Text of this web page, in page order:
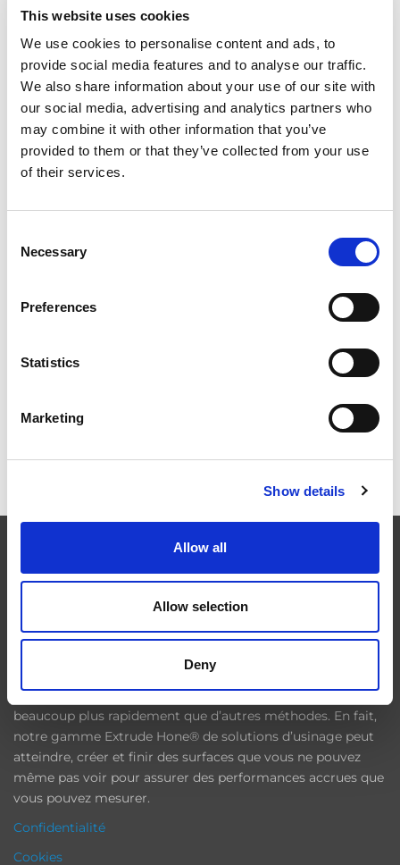
This website uses cookies
We use cookies to personalise content and ads, to
provide social media features and to analyse our traffic.
We also share information about your use of our site with
our social media, advertising and analytics partners who
may combine it with other information that you’ve
provided to them or that they’ve collected from your use
of their services.
Selection
Necessary
Preferences
Statistics
Marketing
Show details
Allow all
Allow selection
Deny
ÉBAVURAGE DES BLOCS HYDRAULIQUES : UN
LEVIER ESSENTIEL POUR LA FIABILITÉ DES
ÉQUIPEMENTS LOURDS
RAPID + TCT 2026 : L’ÉVÉNEMENT PHARE DE LA
ICAM 25 : DES ARÊTES PLUS NETTES, DES
Dans des secteurs industriels tels que l’aéronautique,
l’automobile, l’énergie et le médical, la finition de précision
performances du produit final. Nos machines augmentent
la précision des produits finis tout en effectuant la finition
beaucoup plus rapidement que d’autres méthodes. En fait,
notre gamme Extrude Hone® de solutions d’usinage peut
atteindre, créer et finir des surfaces que vous ne pouvez
même pas voir pour assurer des performances accrues que
vous pouvez mesurer.
Confidentialité
Cookies